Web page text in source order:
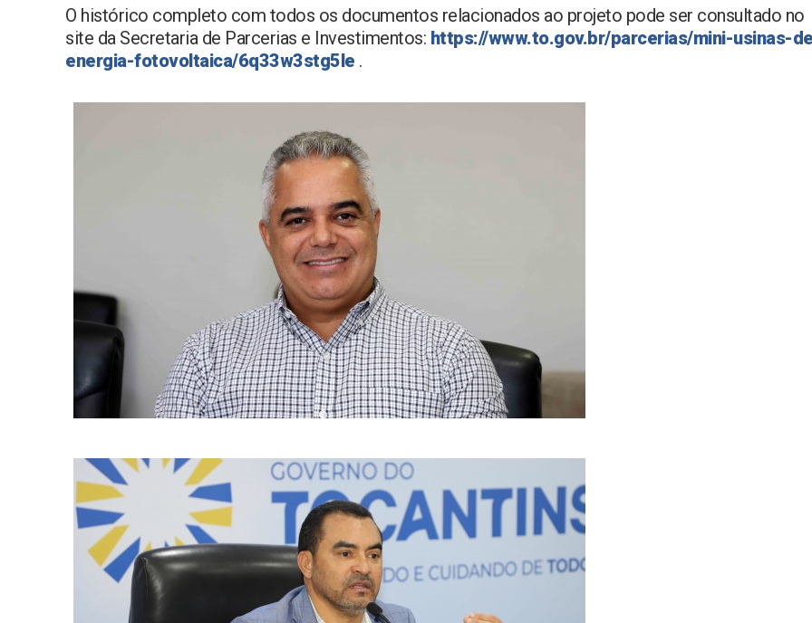
O histórico completo com todos os documentos relacionados ao projeto pode ser consultado no
site da Secretaria de Parcerias e Investimentos: https://www.to.gov.br/parcerias/mini-usinas-
energia-fotovoltaica/6q33w3stg5le .